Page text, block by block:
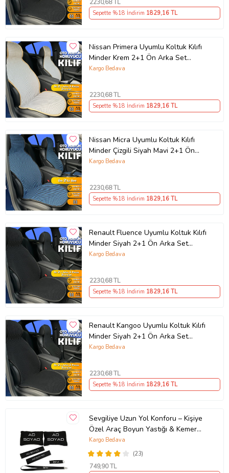
2230,68 TL
Sepette %18 İndirim 1829,16 TL
Nissan Primera Uyumlu Koltuk Kılıfı
Minder Krem 2+1 Ön Arka Set
(Karışık)
Kargo Bedava
2230,68 TL
Sepette %18 İndirim 1829,16 TL
Nissan Micra Uyumlu Koltuk Kılıfı
Minder Çizgili Siyah Mavi 2+1 Ön
Arka Set (Karışık)
Kargo Bedava
2230,68 TL
Sepette %18 İndirim 1829,16 TL
Renault Fluence Uyumlu Koltuk Kılıfı
Minder Siyah 2+1 Ön Arka Set
(Karışık)
Kargo Bedava
2230,68 TL
Sepette %18 İndirim 1829,16 TL
Renault Kangoo Uyumlu Koltuk Kılıfı
Minder Siyah 2+1 Ön Arka Set
(Karışık)
Kargo Bedava
2230,68 TL
Sepette %18 İndirim 1829,16 TL
Sevgiliye Uzun Yol Konforu – Kişiye
Özel Araç Boyun Yastığı & Kemer
Pedi Hediye Seti
(23)
Kargo Bedava
749,90 TL